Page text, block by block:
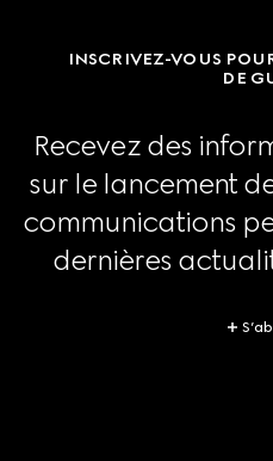
INSCRIVEZ-VOUS
DE
Recevez des
sur le lancement
communications
dernières